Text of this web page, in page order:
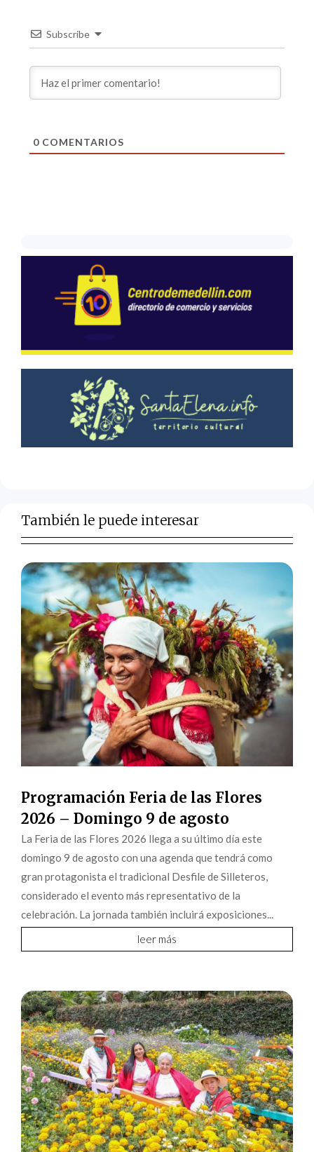
Subscribe
0COMENTARIOS
También le puede interesar
Programación Feria de las Flores
2026 – Domingo 9 de agosto
La Feria de las Flores 2026 llega a su último día este
domingo 9 de agosto con una agenda que tendrá como
gran protagonista el tradicional Desfile de Silleteros,
considerado el evento más representativo de la
celebración. La jornada también incluirá exposiciones...
leer más